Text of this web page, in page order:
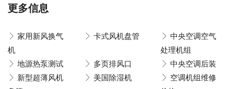
更多信息
家用新风换气
机
卡式风机盘管
中央空调空气
处理机组
地源热泵测试
多页排风口
中央空调后装
新型超薄风机
美国除湿机
空调机组维修